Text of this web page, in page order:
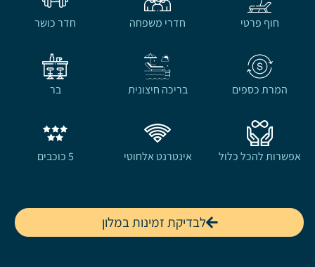
חוף פרטי חדרי משפחה חדר כושר
המרת כספים בריכה חיצונית בר
אפשרות להכל כלול אינטרנט אלחוטי 5 כוכבים
לבדיקת זמינות במלון